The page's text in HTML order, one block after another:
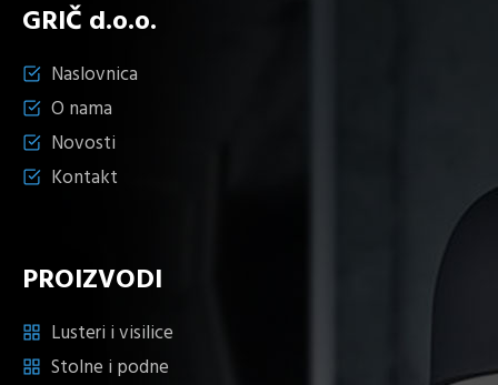
GRIČ d.o.o.
Naslovnica
O nama
Novosti
Kontakt
PROIZVODI
Lusteri i visilice
Stolne i podne